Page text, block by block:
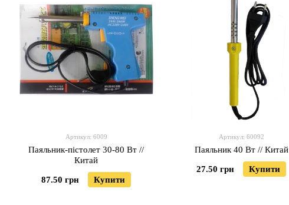
Артикул: 6009
Паяльник-пістолет 30-80 Вт //
Китай
87.50 грн Купити
Артикул: 60092
Паяльник 40 Вт // Китай
27.50 грн Купити